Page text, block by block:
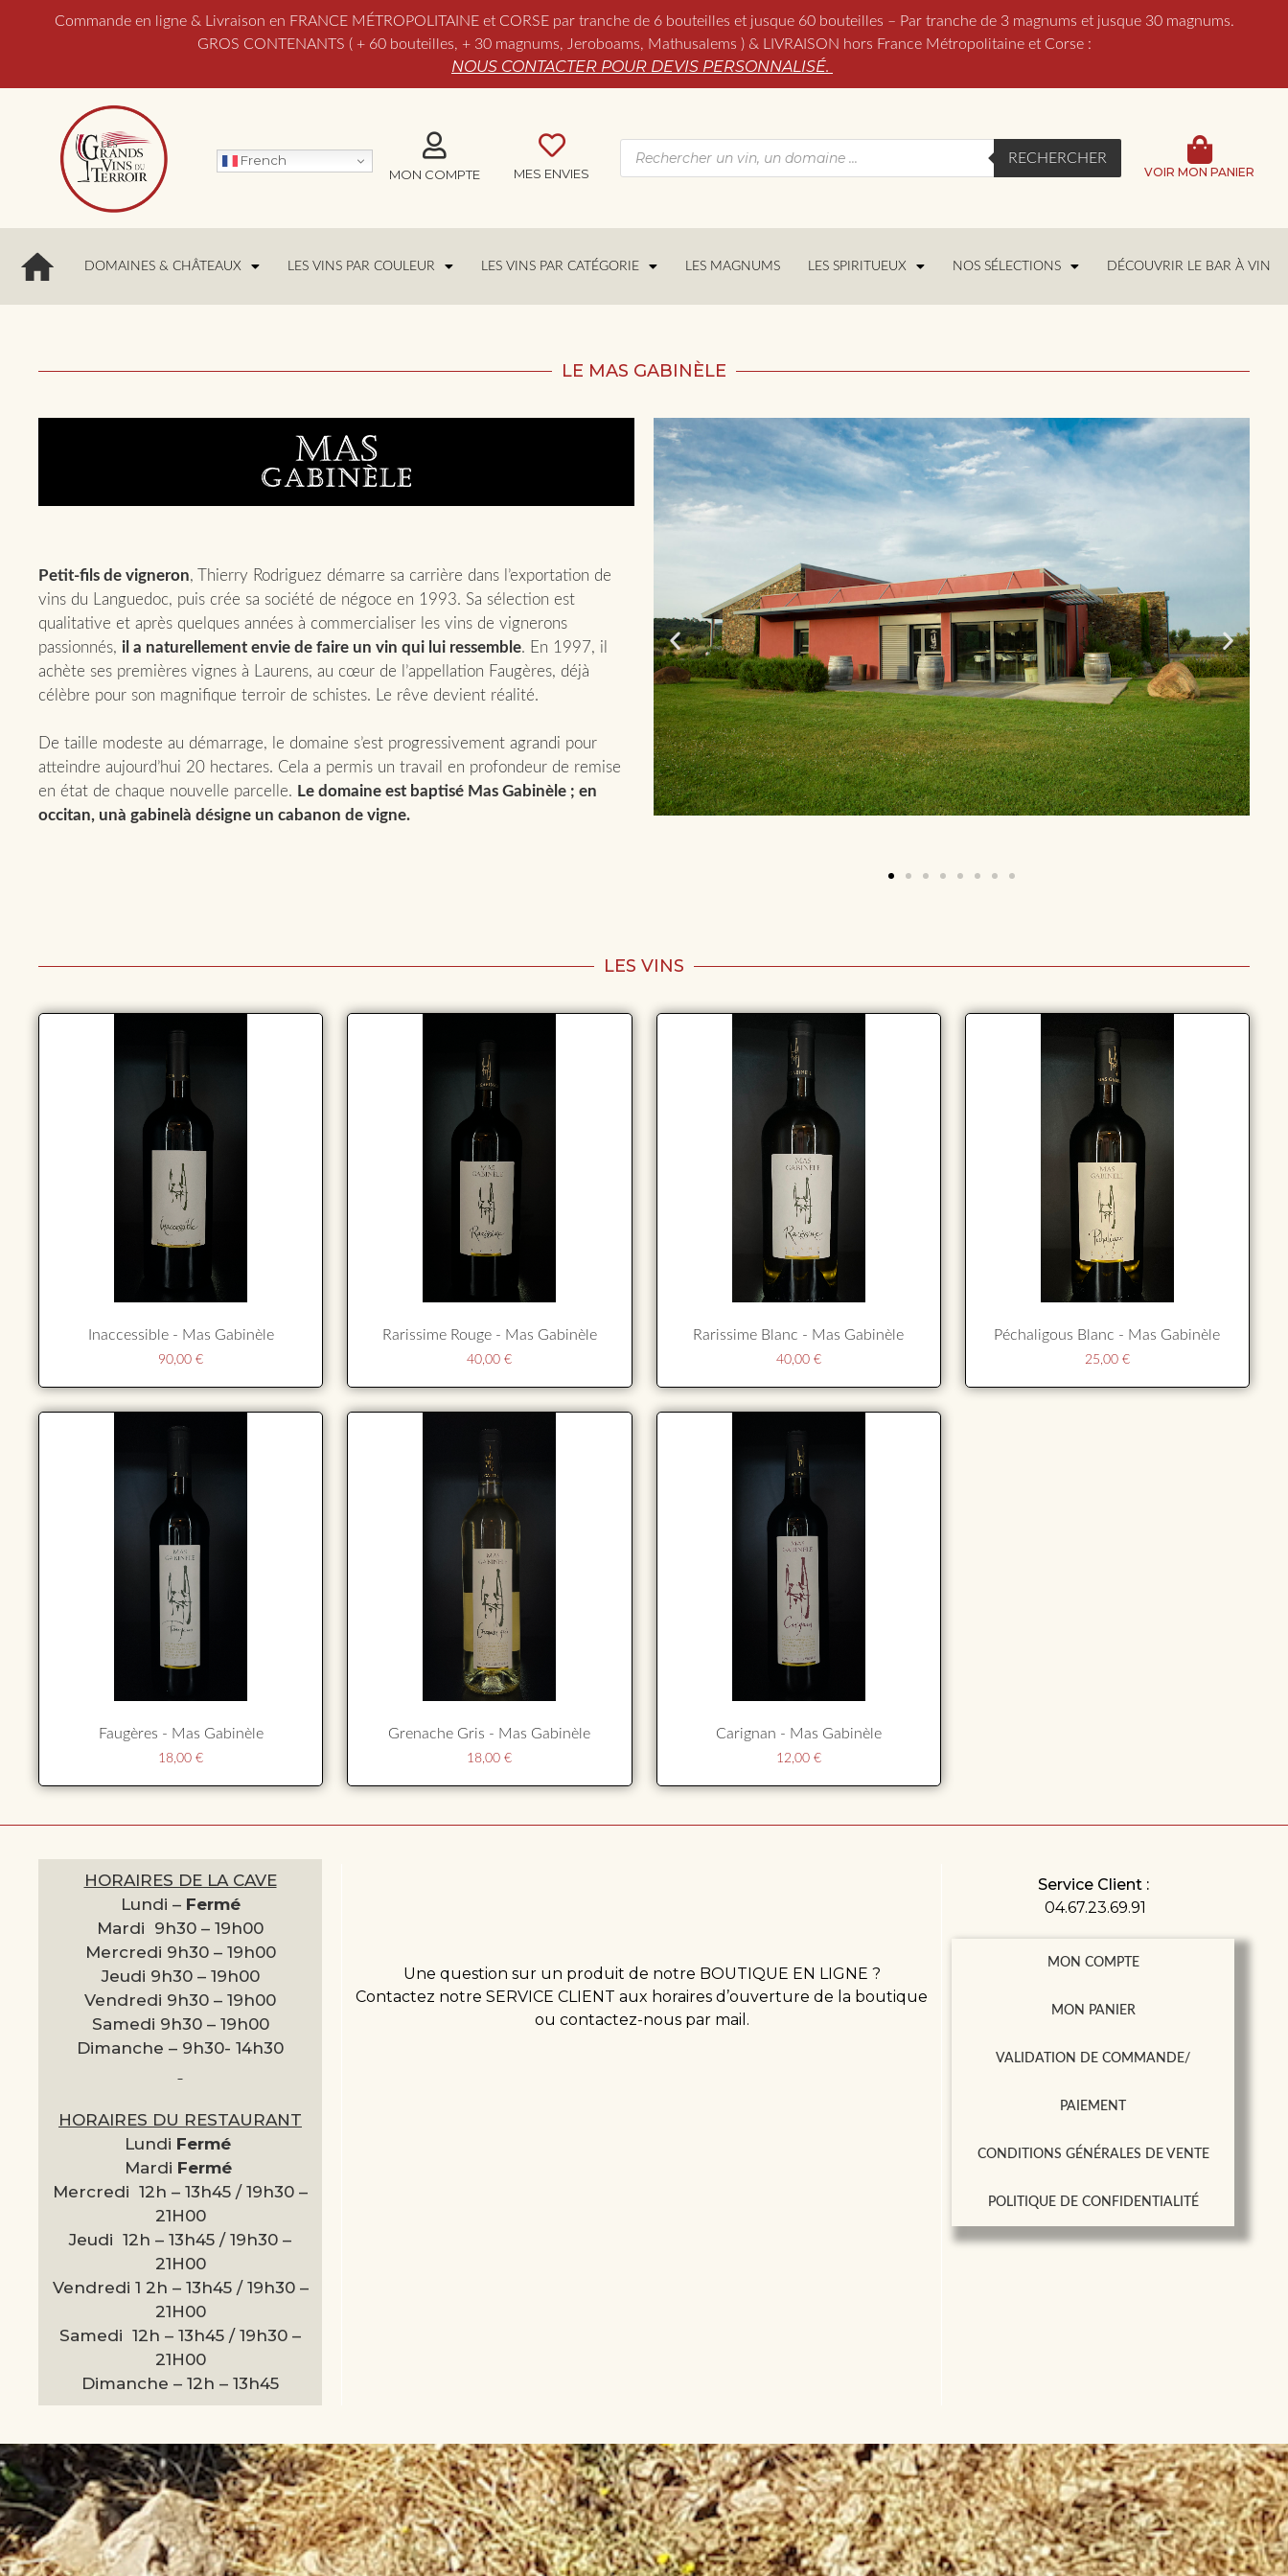
Commande en ligne & Livraison en FRANCE MÉTROPOLITAINE et CORSE par tranche de 6 bouteilles et jusque 60 bouteilles – Par tranche de 3 magnums et jusque 30 magnums.
GROS CONTENANTS ( + 60 bouteilles, + 30 magnums, Jeroboams, Mathusalems ) & LIVRAISON hors France Métropolitaine et Corse :
NOUS CONTACTER POUR DEVIS PERSONNALISÉ.
French
MON COMPTE
MES ENVIES
RECHERCHER
VOIR MON PANIER
DOMAINES & CHÂTEAUX LES VINS PAR COULEUR LES VINS PAR CATÉGORIE LES MAGNUMS LES SPIRITUEUX NOS SÉLECTIONS DÉCOUVRIR LE BAR À VIN
LE MAS GABINÈLE
Petit-fils de vigneron, Thierry Rodriguez démarre sa carrière dans l’exportation de
vins du Languedoc, puis crée sa société de négoce en 1993. Sa sélection est
qualitative et après quelques années à commercialiser les vins de vignerons
passionnés, il a naturellement envie de faire un vin qui lui ressemble. En 1997, il
achète ses premières vignes à Laurens, au cœur de l’appellation Faugères, déjà
célèbre pour son magnifique terroir de schistes. Le rêve devient réalité.
De taille modeste au démarrage, le domaine s’est progressivement agrandi pour
atteindre aujourd’hui 20 hectares. Cela a permis un travail en profondeur de remise
en état de chaque nouvelle parcelle. Le domaine est baptisé Mas Gabinèle ; en
occitan, unà gabinelà désigne un cabanon de vigne.
LES VINS
Inaccessible - Mas Gabinèle
90,00€
Rarissime Rouge - Mas Gabinèle
40,00€
Rarissime Blanc - Mas Gabinèle
40,00 €
Péchaligous Blanc - Mas Gabinèle
25,00 €
Faugères - Mas Gabinèle
18,00€
Grenache Gris - Mas Gabinèle
18,00€
Carignan - Mas Gabinèle
12,00 €
HORAIRES DE LA CAVE
Lundi – Fermé
Mardi 9h30 – 19h00
Mercredi 9h30 – 19h00
Jeudi 9h30 – 19h00
Vendredi 9h30 – 19h00
Samedi 9h30 – 19h00
Dimanche – 9h30- 14h30
HORAIRES DU RESTAURANT
Lundi Fermé
Mardi Fermé
Mercredi 12h – 13h45 / 19h30 –
21H00
Jeudi 12h – 13h45 / 19h30 –
21H00
Vendredi 1 2h – 13h45 / 19h30 –
21H00
Samedi 12h – 13h45 / 19h30 –
21H00
Dimanche – 12h – 13h45
Une question sur un produit de notre BOUTIQUE EN LIGNE ?
Contactez notre SERVICE CLIENT aux horaires d’ouverture de la boutique
ou contactez-nous par mail.
Service Client :
04.67.23.69.91
MON COMPTE
MON PANIER
VALIDATION DE COMMANDE/
PAIEMENT
CONDITIONS GÉNÉRALES DE VENTE
POLITIQUE DE CONFIDENTIALITÉ